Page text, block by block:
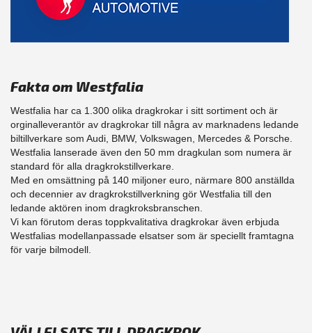
Fakta om Westfalia
Westfalia har ca 1.300 olika dragkrokar i sitt sortiment och är
orginalleverantör av dragkrokar till några av marknadens ledande
biltillverkare som Audi, BMW, Volkswagen, Mercedes & Porsche.
Westfalia lanserade även den 50 mm dragkulan som numera är
standard för alla dragkrokstillverkare.
Med en omsättning på 140 miljoner euro, närmare 800 anställda
och decennier av dragkrokstillverkning gör Westfalia till den
ledande aktören inom dragkroksbranschen.
Vi kan förutom deras toppkvalitativa dragkrokar även erbjuda
Westfalias modellanpassade elsatser som är speciellt framtagna
för varje bilmodell.